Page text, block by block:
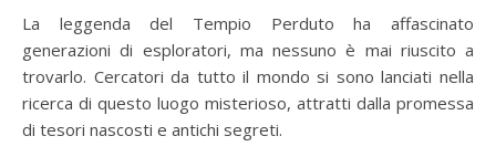
La leggenda del Tempio Perduto ha affascinato
generazioni di esploratori, ma nessuno è mai riuscito a
trovarlo. Cercatori da tutto il mondo si sono lanciati nella
ricerca di questo luogo misterioso, attratti dalla promessa
di tesori nascosti e antichi segreti.